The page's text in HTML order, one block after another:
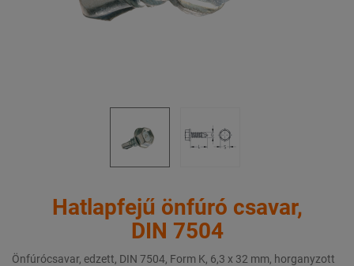
Hatlapfejű önfúró csavar,
DIN 7504
Önfúrócsavar, edzett, DIN 7504, Form K, 6,3 x 32 mm, horganyzott